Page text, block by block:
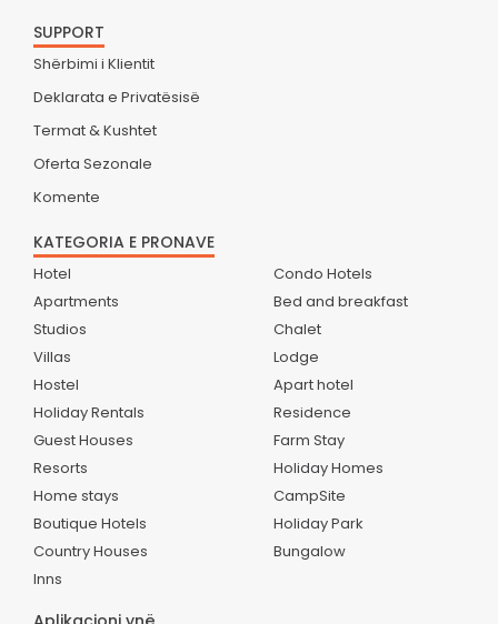
SUPPORT
Shërbimi i Klientit
Deklarata e Privatësisë
Termat & Kushtet
Oferta Sezonale
Komente
KATEGORIA E PRONAVE
Hotel
Apartments
Studios
Villas
Hostel
Holiday Rentals
Guest Houses
Resorts
Home stays
Boutique Hotels
Country Houses
Inns
Condo Hotels
Bed and breakfast
Chalet
Lodge
Apart hotel
Residence
Farm Stay
Holiday Homes
CampSite
Holiday Park
Bungalow